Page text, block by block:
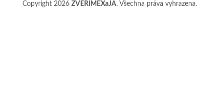
Copyright 2026 ZVERIMEXaJÁ. Všechna práva vyhrazena.